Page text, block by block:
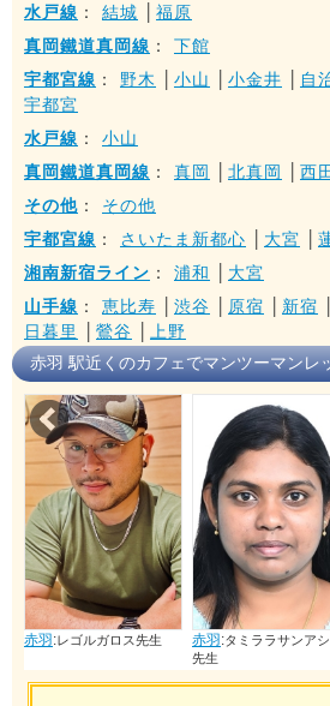
水戸線 ： 結城
福原
真岡鐵道真岡線 ： 下館
宇都宮線 ： 野木 小山 小金井 自
宇都宮
水戸線 ： 小山
真岡鐵道真岡線 ： 真岡 北真岡 西
その他 ： その他
宇都宮線 ： さいたま新都心 大宮
湘南新宿ライン ： 浦和
大宮
山手線 ： 恵比寿 渋谷 原宿 新宿
日暮里
鶯谷
上野
赤羽 駅近くのカフェでマンツーマンレ
ゴルガロス先生 赤羽: タミララサンアシカ
赤羽
ステ
Prev